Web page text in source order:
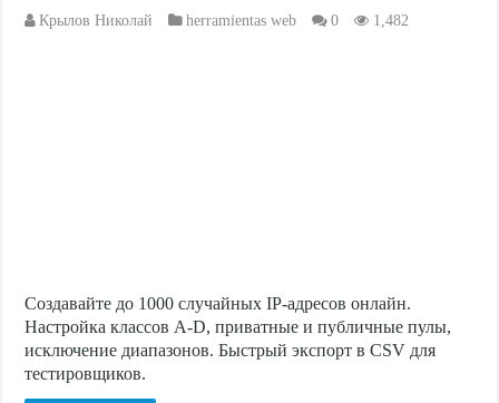
Крылов Николай herramientas web 0 1,482
Создавайте до 1000 случайных IP-адресов онлайн.
Настройка классов A-D, приватные и публичные пулы,
исключение диапазонов. Быстрый экспорт в CSV для
тестировщиков.